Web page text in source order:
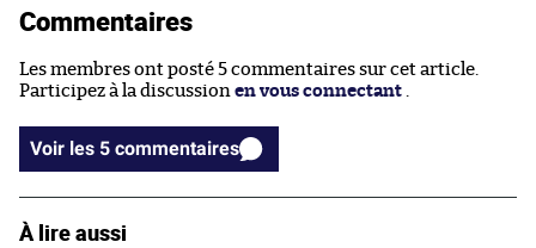
Commentaires
Les membres ont posté 5 commentaires sur cet article.
Participez à la discussion en vous connectant
Voir les 5 commentaires
À lire aussi